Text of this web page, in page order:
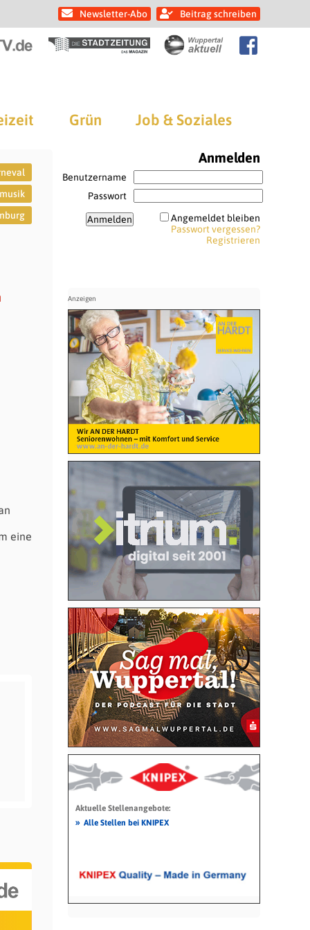
Newsletter-Abo Beitrag schreiben
Grün Job & Soziales
eine
Anmelden
Benutzername
Passwort
Angemeldet bleiben
Passwort vergessen?
Registrieren
Aktuelle Stellenangebote:
» Alle Stellen bei KNIPEX